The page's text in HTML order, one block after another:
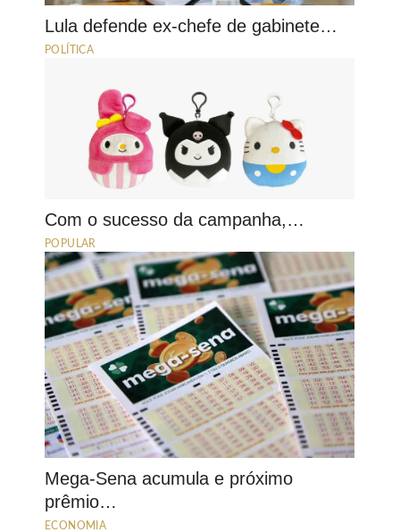
Lula defende ex-chefe de gabinete…
POLÍTICA
Com o sucesso da campanha,…
POPULAR
Mega-Sena acumula e próximo
prêmio…
ECONOMIA